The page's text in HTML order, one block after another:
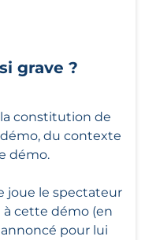
grave ?
constitution de
démo, du contexte
démo.
joue le spectateur
cette démo (en
pour lui